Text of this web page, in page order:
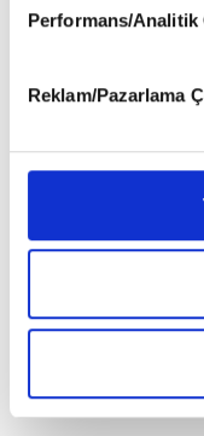
okumak ve sitemizi
gerçekleştirilen
Performans/Analitik
Reklam/Pazarlama